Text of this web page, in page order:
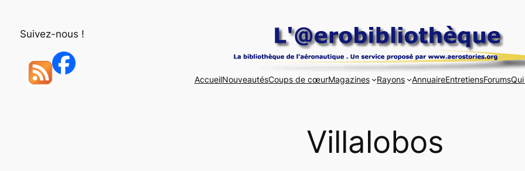
Suivez-nous !
AccueilNouveautésCoups de cœurMagazines Rayons AnnuaireEntretiensForums
Villalobos